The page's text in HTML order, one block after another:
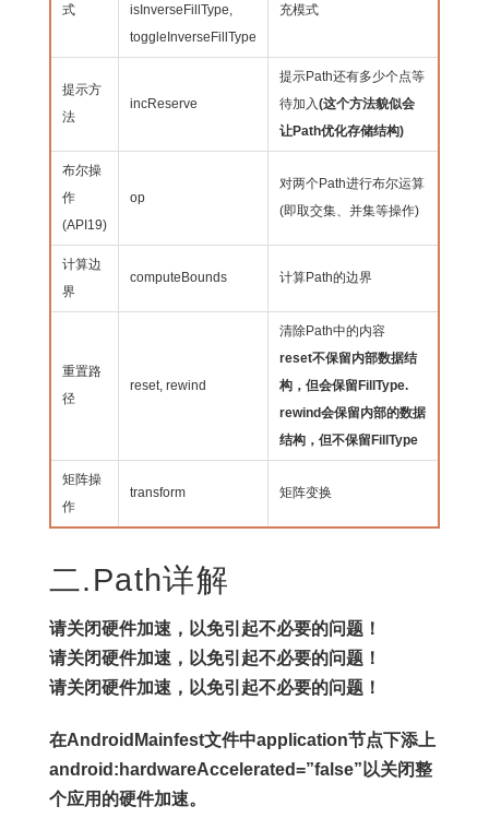
式
isInverseFillType,
toggleInverseFillType
充模式
提示方
法
incReserve
提示Path还有多少个点等
待加入(这个方法貌似会
让Path优化存储结构)
布尔操
作
(API19)
op
对两个Path进行布尔运算
(即取交集、并集等操作)
计算边
界
computeBounds 计算Path的边界
重置路
径
reset, rewind
清除Path中的内容
reset不保留内部数据结
构，但会保留FillType.
rewind会保留内部的数据
结构，但不保留FillType
矩阵操
作
transform 矩阵变换
二.Path详解
请关闭硬件加速，以免引起不必要的问题！
请关闭硬件加速，以免引起不必要的问题！
请关闭硬件加速，以免引起不必要的问题！
在AndroidMainfest文件中application节点下添上
android:hardwareAccelerated=”false”以关闭整
个应用的硬件加速。